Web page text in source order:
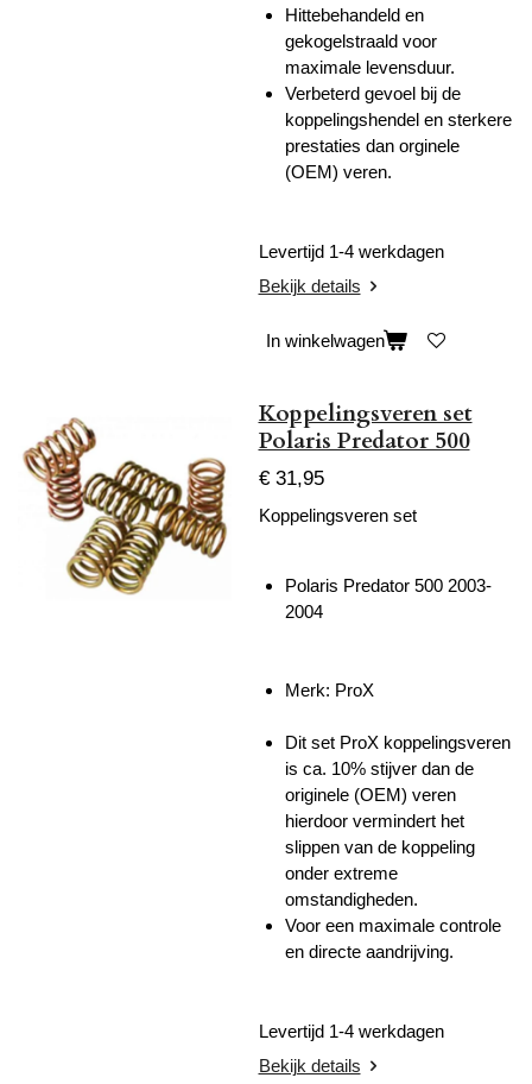
Hittebehandeld en
gekogelstraald voor
maximale levensduur.
Verbeterd gevoel bij de
koppelingshendel en sterkere
prestaties dan orginele
(OEM) veren.
Levertijd 1-4 werkdagen
Bekijk details
In winkelwagen
Koppelingsveren set
Polaris Predator 500
€ 31,95
Koppelingsveren set
Polaris Predator 500 2003-
2004
Merk: ProX
Dit set ProX koppelingsveren
is ca. 10% stijver dan de
originele (OEM) veren
hierdoor vermindert het
slippen van de koppeling
onder extreme
omstandigheden.
Voor een maximale controle
en directe aandrijving.
Levertijd 1-4 werkdagen
Bekijk details